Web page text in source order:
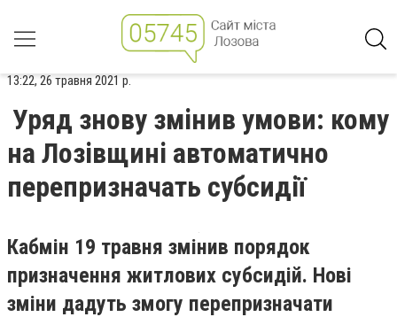
13:22, 26 травня 2021 р.
Уряд знову змінив умови: кому
на Лозівщині автоматично
перепризначать субсидії
Кабмін 19 травня змінив порядок
призначення житлових субсидій. Нові
зміни дадуть змогу перепризначати